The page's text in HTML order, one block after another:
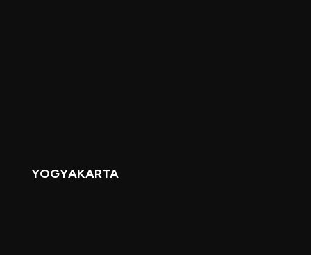
YOGYAKARTA